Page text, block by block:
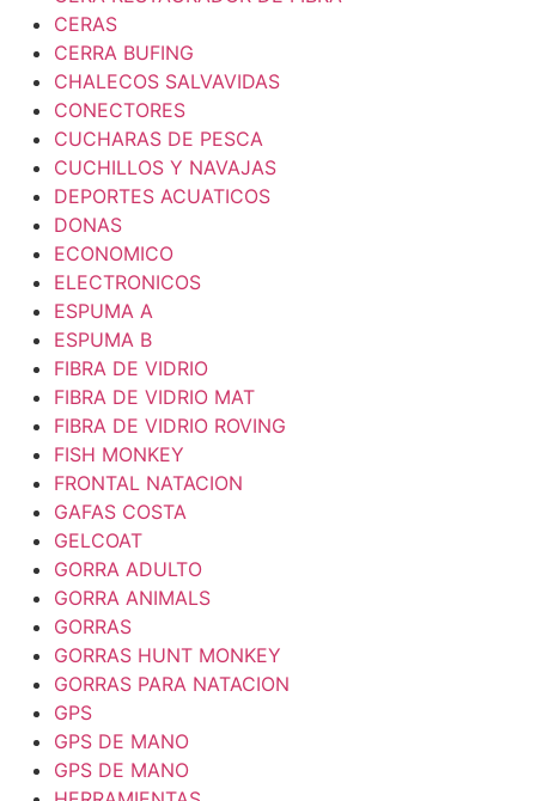
CERAS
CERRA BUFING
CHALECOS SALVAVIDAS
CONECTORES
CUCHARAS DE PESCA
CUCHILLOS Y NAVAJAS
DEPORTES ACUATICOS
DONAS
ECONOMICO
ELECTRONICOS
ESPUMA A
ESPUMA B
FIBRA DE VIDRIO
FIBRA DE VIDRIO MAT
FIBRA DE VIDRIO ROVING
FISH MONKEY
FRONTAL NATACION
GAFAS COSTA
GELCOAT
GORRA ADULTO
GORRA ANIMALS
GORRAS
GORRAS HUNT MONKEY
GORRAS PARA NATACION
GPS
GPS DE MANO
GPS DE MANO